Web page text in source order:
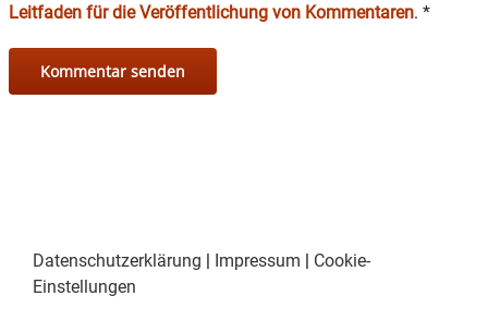
Leitfaden für die Veröffentlichung von Kommentaren. *
Datenschutzerklärung | Impressum | Cookie-
Einstellungen